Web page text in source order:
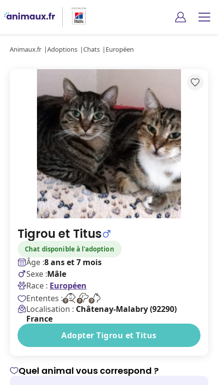
Animaux.fr Adoptions Chats Européen
Tigrou et Titus
Chat disponible à l'adoption
Âge :8 ans et 7 mois
Sexe :Mâle
Race : Européen
Ententes :
Localisation : Châtenay-Malabry (92290)
France
Adopter Tigrou et Titus
Quel animal vous correspond ?